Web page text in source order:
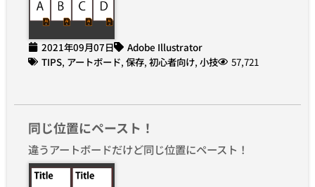
2021年09月07日
Adobe Illustrator
TIPS, アートボード, 保存, 初心者向け, 小技 57,721
同じ位置にペースト！
違うアートボードだけど同じ位置にペースト！